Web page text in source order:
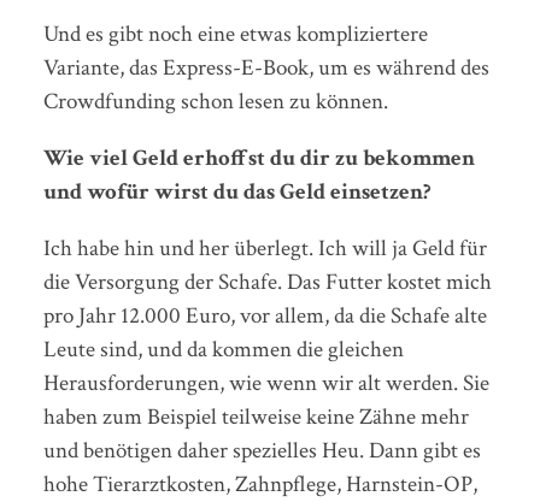
Und es gibt noch eine etwas kompliziertere
Variante, das Express-E-Book, um es während des
Crowdfunding schon lesen zu können.
Wie viel Geld erhoffst du dir zu bekommen
und wofür wirst du das Geld einsetzen?
Ich habe hin und her überlegt. Ich will ja Geld für
die Versorgung der Schafe. Das Futter kostet mich
pro Jahr 12.000 Euro, vor allem, da die Schafe alte
Leute sind, und da kommen die gleichen
Herausforderungen, wie wenn wir alt werden. Sie
haben zum Beispiel teilweise keine Zähne mehr
und benötigen daher spezielles Heu. Dann gibt es
hohe Tierarztkosten, Zahnpflege, Harnstein-OP,